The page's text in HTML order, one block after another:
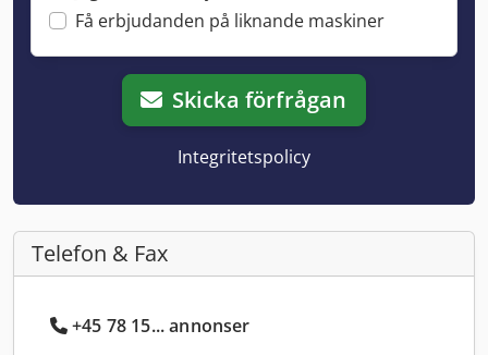
Få erbjudanden på liknande maskiner
Skicka förfrågan
Integritetspolicy
Telefon & Fax
+45 78 15... annonser